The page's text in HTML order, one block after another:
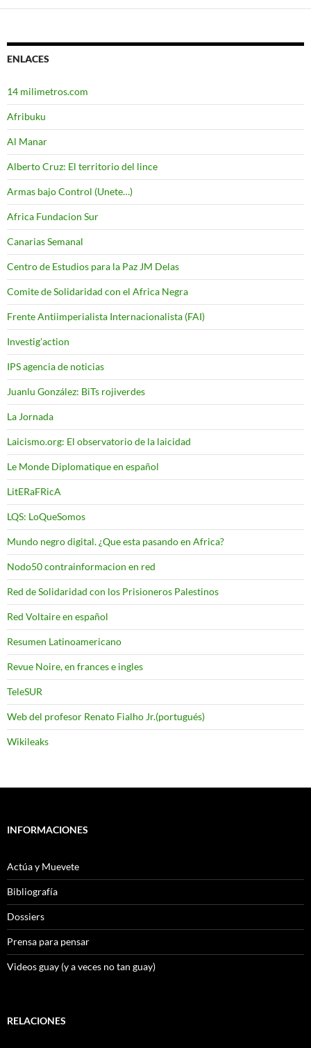
ENLACES
14 milimetros.com
Afribuku
Al Manar
Alberto Cruz: El territorio del lince
Armas bajo Control (Unete…)
Africa Fundacion Sur
Canarias Semanal
Centro de Estudios para la Paz JM Delas
Comite de Solidaridad con el Africa Negra
Frente Antiimperialista Internacionalista (FAI)
Investig'action
IPS agencia de noticias
Juanlu González: BiTs rojiverdes
La Jornada
Laicismo.org: El observatorio de la laicidad
Le Monde Diplomatique en español
LitERaFRicA
LQS: LoQueSomos
Mundo negro digital. ¿Que esta pasando en Africa?
Nodo50 contrainformacion en red
Red de Solidaridad con los Prisioneros Palestinos
Red Voltaire en español
Resumen Latinoamericano
Revue Noire, en frances e ingles
TeleSUR
Web del profesor Renato Fialho Jr.(portugués)
Wikileaks
INFORMACIONES
Actúa y Muevete
Bibliografía
Dossiers
Prensa para pensar
Videos guay (y a veces no tan guay)
RELACIONES